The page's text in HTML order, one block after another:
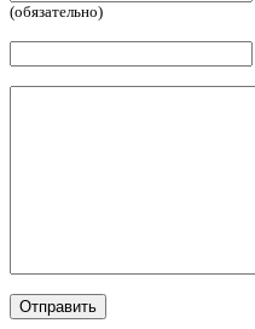
(обязательно)